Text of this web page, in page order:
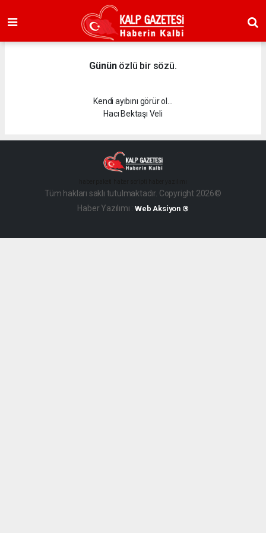
Gününözlü bir sözü.
Kendi ayıbını görür ol…
Hacı Bektaşı Veli
Tüm hakları saklı tutulmaktadır. Copyright 2026©
Haber Yazılımı :Web Aksiyon ®